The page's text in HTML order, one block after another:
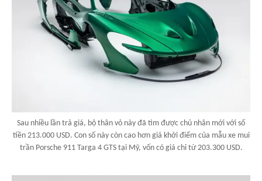
Sau nhiều lần trả giá, bộ thân vỏ này đã tìm được chủ nhân mới với số
tiền 213.000 USD. Con số này còn cao hơn giá khởi điểm của mẫu xe mui
trần Porsche 911 Targa 4 GTS tại Mỹ, vốn có giá chỉ từ 203.300 USD.